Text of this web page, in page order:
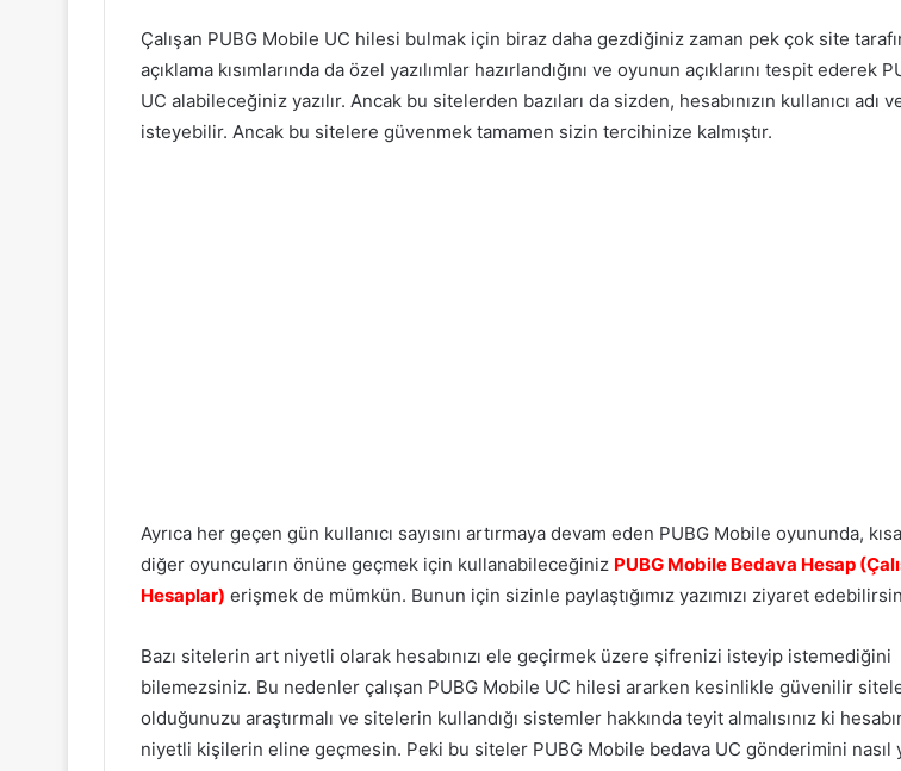
Çalışan PUBG Mobile UC hilesi bulmak için biraz daha gezdiğiniz zaman pek çok site
açıklama kısımlarında da özel yazılımlar hazırlandığını ve oyunun açıklarını tespit ederek
UC alabileceğiniz yazılır. Ancak bu sitelerden bazıları da sizden, hesabınızın kullanıcı adı
isteyebilir. Ancak bu sitelere güvenmek tamamen sizin tercihinize kalmıştır.
Ayrıca her geçen gün kullanıcı sayısını artırmaya devam eden PUBG Mobile oyununda,
diğer oyuncuların önüne geçmek için kullanabileceğiniz PUBG Mobile Bedava Hesap
Hesaplar) erişmek de mümkün. Bunun için sizinle paylaştığımız yazımızı ziyaret
Bazı sitelerin art niyetli olarak hesabınızı ele geçirmek üzere şifrenizi isteyip istemediğini
bilemezsiniz. Bu nedenler çalışan PUBG Mobile UC hilesi ararken kesinlikle güvenilir
olduğunuzu araştırmalı ve sitelerin kullandığı sistemler hakkında teyit almalısınız ki
niyetli kişilerin eline geçmesin. Peki bu siteler PUBG Mobile bedava UC gönderimini nasıl